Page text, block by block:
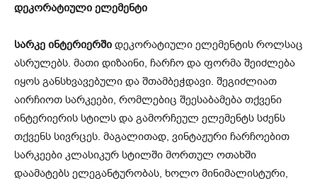
დეკორატიული ელემენტი
სარკე ინტერიერში დეკორატიული ელემენტის როლსაც
ასრულებს. მათი დიზაინი, ჩარჩო და ფორმა შეიძლება
იყოს განსხვავებული და შთამბეჭდავი. შეგიძლიათ
აირჩიოთ სარკეები, რომლებიც შეესაბამება თქვენი
ინტერიერის სტილს და გამორჩეულ ელემენტს სძენს
თქვენს სივრცეს. მაგალითად, ვინტაჟური ჩარჩოებით
სარკეები კლასიკურ სტილში მორთულ ოთახში
დაამატებს ელეგანტურობას, ხოლო მინიმალისტური,